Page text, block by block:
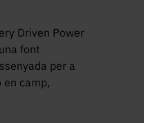
Driven Power
font
per a
en camp,
en camp i